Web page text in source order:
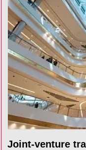
Joint-venture